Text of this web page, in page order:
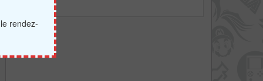
rendez-